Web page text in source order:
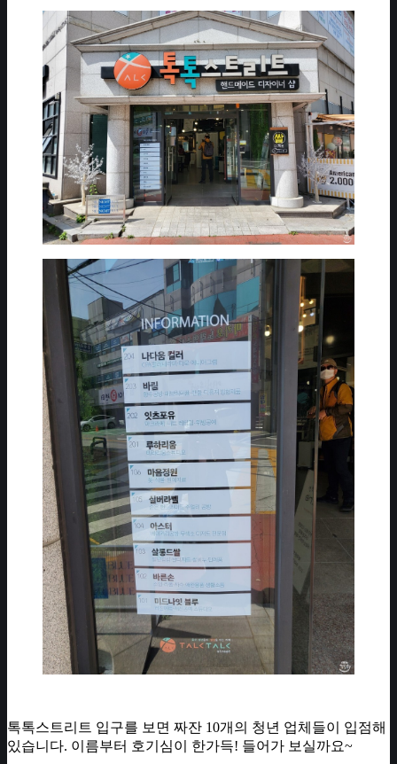
톡톡스트리트 입구를 보면 짜잔 10개의 청년 업체들이 입점해
있습니다. 이름부터 호기심이 한가득! 들어가 보실까요~